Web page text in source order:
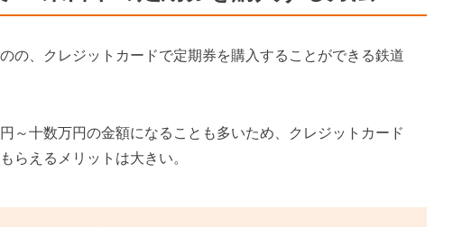
の、クレジットカードで定期券を購入することができる鉄道
～十数万円の金額になることも多いため、クレジットカード
らえるメリットは大きい。